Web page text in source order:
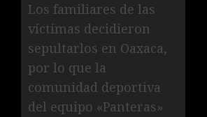
Los familiares de las
víctimas decidieron
sepultarlos en Oaxaca,
por lo que la
comunidad deportiva
del equipo «Panteras»